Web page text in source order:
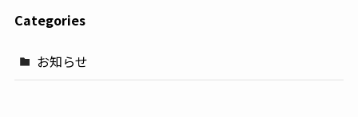
Categories
お知らせ